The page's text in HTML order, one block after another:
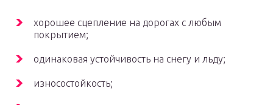
хорошее сцепление на дорогах с любым
покрытием;
одинаковая устойчивость на снегу и льду;
износостойкость;